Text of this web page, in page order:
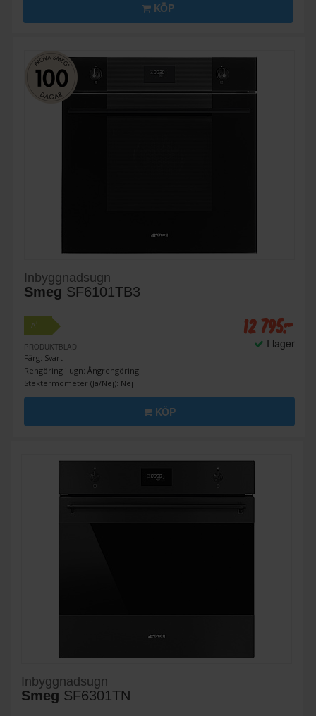
KÖP
Inbyggnadsugn
Smeg SF6101TB3
A+
PRODUKTBLAD
Färg: Svart
Rengöring i ugn: Ångrengöring
Stektermometer (Ja/Nej): Nej
12 795:-
I lager
KÖP
Inbyggnadsugn
Smeg SF6301TN